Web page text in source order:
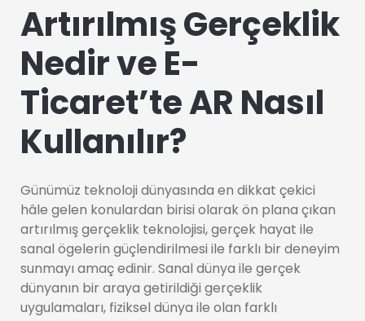
Artırılmış Gerçeklik
Nedir ve E-
Ticaret’te AR Nasıl
Kullanılır?
Günümüz teknoloji dünyasında en dikkat çekici
hâle gelen konulardan birisi olarak ön plana çıkan
artırılmış gerçeklik teknolojisi, gerçek hayat ile
sanal ögelerin güçlendirilmesi ile farklı bir deneyim
sunmayı amaç edinir. Sanal dünya ile gerçek
dünyanın bir araya getirildiği gerçeklik
uygulamaları, fiziksel dünya ile olan farklı